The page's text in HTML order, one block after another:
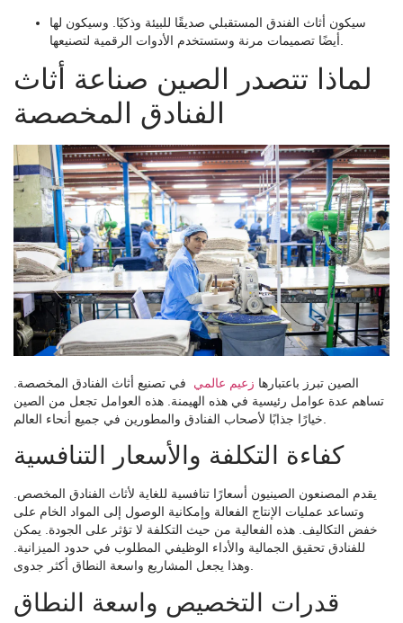
سيكون أثاث الفندق المستقبلي صديقًا للبيئة وذكيًا. وسيكون لها
لماذا تتصدر الصين صناعة أثاث
الفنادق المخصصة
الصين تبرز باعتبارها زعيم عالمي
في تصنيع أثاث الفنادق المخصصة.
تساهم عدة عوامل رئيسية في هذه الهيمنة. هذه العوامل تجعل من الصين
كفاءة التكلفة والأسعار التنافسية
يقدم المصنعون الصينيون أسعارًا تنافسية للغاية لأثاث الفنادق المخصص.
وتساعد عمليات الإنتاج الفعالة وإمكانية الوصول إلى المواد الخام على
خفض التكاليف. هذه الفعالية من حيث التكلفة لا تؤثر على الجودة. يمكن
للفنادق تحقيق الجمالية والأداء الوظيفي المطلوب في حدود الميزانية.
قدرات التخصيص واسعة النطاق